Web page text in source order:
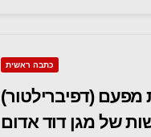
כתבה ראשית
מפעם (דפיברילטור)
של מגן דוד אדום